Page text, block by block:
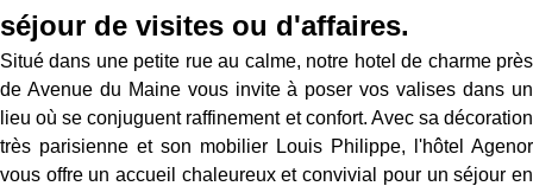
séjour de visites ou d'affaires.
Situé dans une petite rue au calme, notre hotel de charme près
de Avenue du Maine vous invite à poser vos valises dans un
lieu où se conjuguent raffinement et confort. Avec sa décoration
très parisienne et son mobilier Louis Philippe, l'hôtel Agenor
vous offre un accueil chaleureux et convivial pour un séjour en